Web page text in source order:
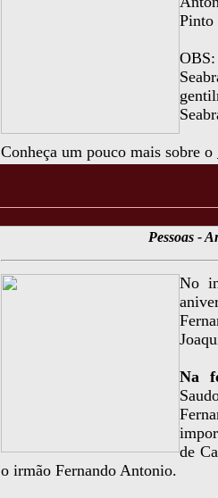
Pinto
Conheça um pouco mais sobre o
Pessoas -
No
Na
de
o irmão Fernando Antonio.